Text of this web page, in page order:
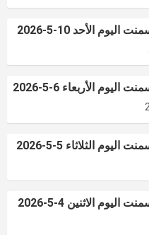
الأحد 10-5-2026
الأربعاء 6-5-2026
الثلاثاء 5-5-2026
الاثنين 4-5-2026